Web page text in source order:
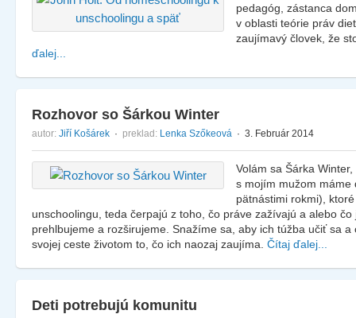
pedagóg, zástanca
v oblasti teórie práv
zaujímavý človek, že
ďalej...
Rozhovor so Šárkou Winter
autor: Jiří Košárek · preklad: Lenka Szőkeová · 3. Február 2014
Volám sa Šárka
s mojím mužom máme
pätnástimi rokmi),
unschoolingu, teda čerpajú z toho, čo práve zažívajú a alebo
prehlbujeme a rozširujeme. Snažíme sa, aby ich túžba učiť sa
svojej ceste životom to, čo ich naozaj zaujíma. Čítaj ďalej...
Deti potrebujú komunitu